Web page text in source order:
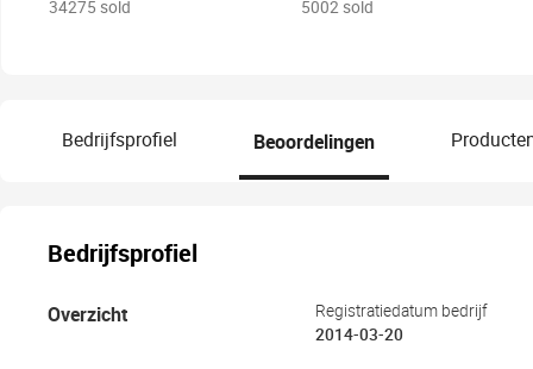
verpakkingsdoos
34275 sold
natuurlijke kraftpapier
5002 sold
Bedrijfsprofiel Beoordelingen
Bedrijfsprofiel
Overzicht
Registratiedatum bedrijf
2014-03-20